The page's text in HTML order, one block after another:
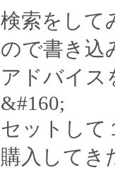
検索をして
ので書き込
アドバイス
&#160;
セットして
購入してき